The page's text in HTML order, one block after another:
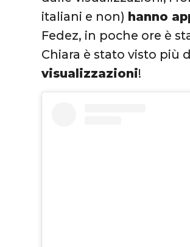
italiani e non) hanno
Fedez, in poche ore è
Chiara è stato visto più
visualizzazioni!